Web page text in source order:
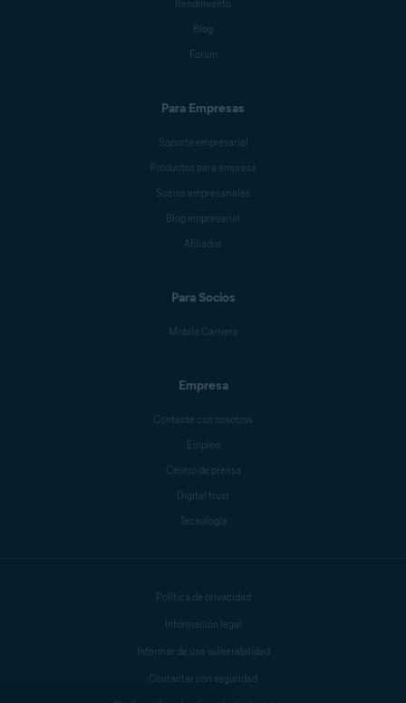
Rendimiento
Blog
Forum
Para Empresas
Soporte empresarial
Productos para empresa
Socios empresariales
Blog empresarial
Afiliados
Para Socios
Mobile Carriers
Empresa
Contacte con nosotros
Empleo
Centro de prensa
Digital trust
Tecnología
Política de privacidad
Información legal
Informar de una vulnerabilidad
Contactar con seguridad